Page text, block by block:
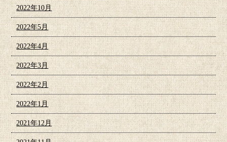
2022年10月
2022年5月
2022年4月
2022年3月
2022年2月
2022年1月
2021年12月